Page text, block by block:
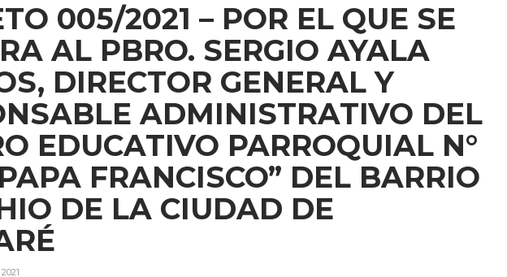
005/2021 – POR EL QUE SE
AL PBRO. SERGIO AYALA
DIRECTOR GENERAL Y
ADMINISTRATIVO DEL
EDUCATIVO PARROQUIAL N°
FRANCISCO” DEL BARRIO
DE LA CIUDAD DE